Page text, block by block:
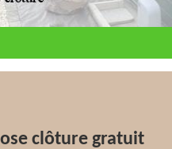
clôture gratuit